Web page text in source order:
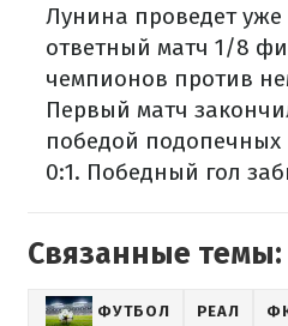
Лунина проведет уже
ответный матч 1/8
чемпионов против
Первый матч
победой подопечных
0:1. Победный гол
Связанные темы:
ФУТБОЛ РЕАЛ